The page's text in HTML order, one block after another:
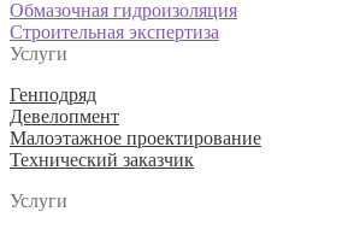
Навигация
по
Предыдущая
запись:
Обмазочная гидроизоляция
Следующая
запись:
Строительная экспертиза
Услуги
Генподряд
Девелопмент
Малоэтажное проектирование
Технический заказчик
Услуги